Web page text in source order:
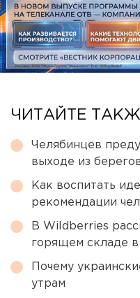
ЧИТАЙТЕ
Челябинцев
выходе из
Как воспитать
рекомендации
В Wildberries
горящем складе
Почему
утрам